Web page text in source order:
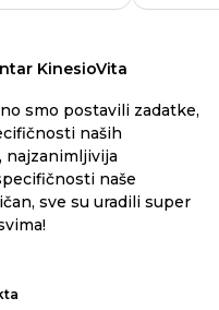
KinesioVita
smo postavili zadatke,
naših
najzanimljivija
naše
sve su uradili super